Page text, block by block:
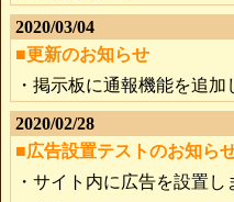
2020/03/04
■更新のお知らせ
・掲示板に通報機能を追加
2020/02/28
■広告設置テストのお知ら
・サイト内に広告を設置し